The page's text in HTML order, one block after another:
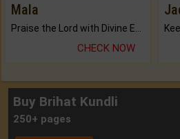
Mala
CHECK NOW
Buy Brihat Kundli
250+ pages